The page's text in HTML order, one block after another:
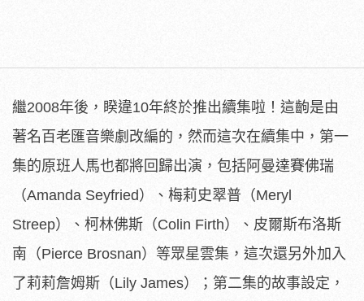
繼2008年後，睽違10年終於推出續集啦！這齣是由
著名百老匯音樂劇改編的，然而這次在續集中，第一
集的原班人馬也都將回歸出演，包括阿曼達賽佛瑞
（Amanda Seyfried）、梅莉史翠普（Meryl
Streep）、柯林佛斯（Colin Firth）、皮爾斯布洛斯
南（Pierce Brosnan）等眾星雲集，這次還另外加入
了莉莉詹姆斯（Lily James）；第二集的故事設定，